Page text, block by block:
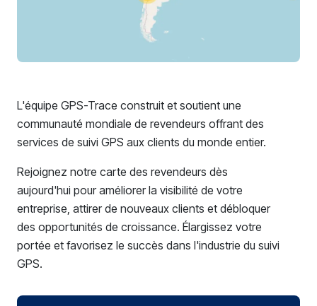
L'équipe GPS-Trace construit et soutient une
communauté mondiale de revendeurs offrant des
services de suivi GPS aux clients du monde entier.
Rejoignez notre carte des revendeurs dès
aujourd'hui pour améliorer la visibilité de votre
entreprise, attirer de nouveaux clients et débloquer
des opportunités de croissance. Élargissez votre
portée et favorisez le succès dans l'industrie du suivi
GPS.